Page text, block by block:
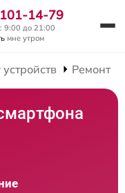
14-79
9:00 до 21:00
мне утром
Ремонт